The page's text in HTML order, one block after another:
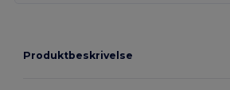
Produktbeskrivelse